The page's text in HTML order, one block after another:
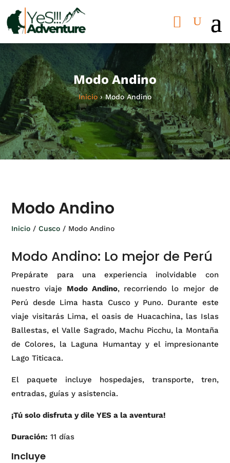
Modo Andino
Inicio › Modo Andino
Modo Andino
Inicio /Cusco / Modo Andino
Modo Andino: Lo mejor de Perú
Prepárate para una experiencia inolvidable con
nuestro viaje Modo Andino, recorriendo lo mejor de
Perú desde Lima hasta Cusco y Puno. Durante este
viaje visitarás Lima, el oasis de Huacachina, las Islas
Ballestas, el Valle Sagrado, Machu Picchu, la Montaña
de Colores, la Laguna Humantay y el impresionante
Lago Titicaca.
El paquete incluye hospedajes, transporte, tren,
entradas, guías y asistencia.
¡Tú solo disfruta y dile YES a la aventura!
Duración: 11 días
Incluye